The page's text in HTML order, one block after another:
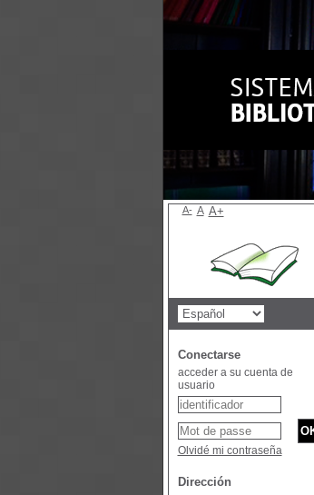
A- A A+
Conectarse
acceder a su cuenta de
usuario
Olvidé mi contraseña
Dirección